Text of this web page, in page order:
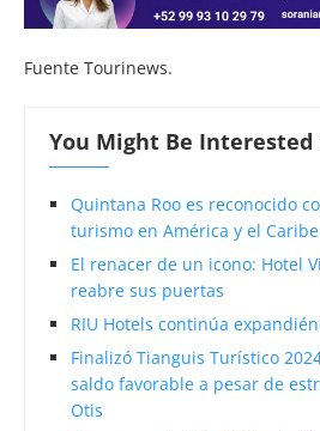
Fuente Tourinews.
You Might Be Interested
Quintana Roo es reconocido
turismo en América y el Caribe
El renacer de un icono: Hotel
reabre sus puertas
RIU Hotels continúa
Finalizó Tianguis Turístico
saldo favorable a pesar de
Otis